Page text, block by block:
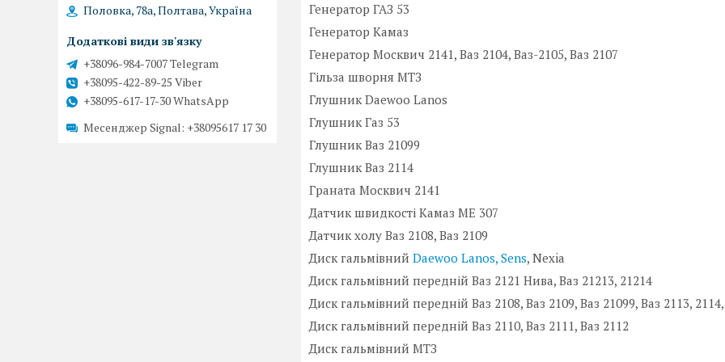
Генератор ГАЗ 53
Генератор Камаз
Генератор Москвич 2141, Ваз 2104, Ваз-2105, Ваз 2107
Гільза шворня МТЗ
Глушник Daewoo Lanos
Глушник Газ 53
Глушник Ваз 21099
Глушник Ваз 2114
Граната Москвич 2141
Датчик швидкості Камаз МЕ 307
Датчик холу Ваз 2108, Ваз 2109
Диск гальмівний Daewoo Lanos, Sens, Nexia
Диск гальмівний передній Ваз 2121 Нива, Ваз 21213, 21214
Диск гальмівний передній Ваз 2108, Ваз 2109, Ваз 21099, Ваз 2113,
Диск гальмівний передній Ваз 2110, Ваз 2111, Ваз 2112
Диск гальмівний МТЗ
Половка, 78а, Полтава, Україна
+38096-984-7007 Telegram
+38095-422-89-25 Viber
+38095-617-17-30 WhatsApp
Месенджер Signal +38095617 17 30